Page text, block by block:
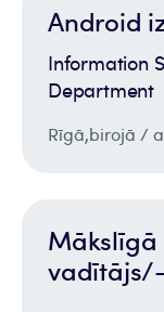
Android
Information
Department
Rīgā,birojā /
Mākslīgā